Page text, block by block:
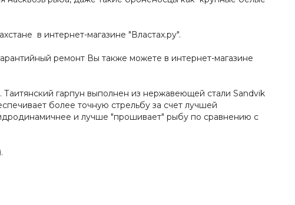
в интернет-магазине "Властах.ру".
ремонт Вы также можете в интернет-магазине
Таитянский гарпун выполнен из нержавеющей стали Sandvik
более точную стрельбу за счет лучшей
и лучше "прошивает" рыбу по сравнению с